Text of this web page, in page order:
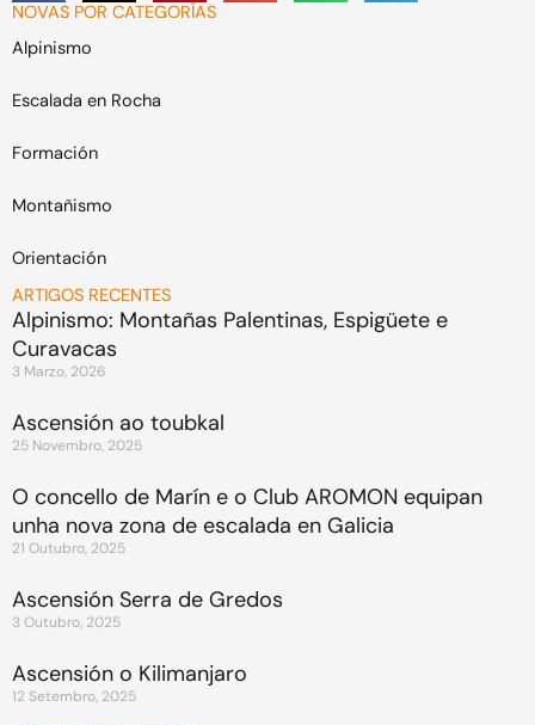
NOVAS POR CATEGORÍAS
Alpinismo
Escalada en Rocha
Formación
Montañismo
Orientación
ARTIGOS RECENTES
Alpinismo: Montañas Palentinas, Espigüete e
Curavacas
3 Marzo, 2026
Ascensión ao toubkal
25 Novembro, 2025
O concello de Marín e o Club AROMON equipan
unha nova zona de escalada en Galicia
21 Outubro, 2025
Ascensión Serra de Gredos
3 Outubro, 2025
Ascensión o Kilimanjaro
12 Setembro, 2025